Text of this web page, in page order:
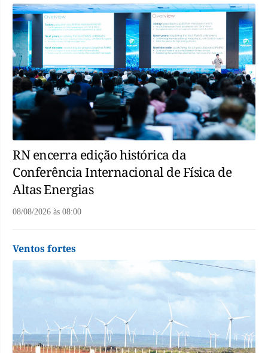
RN encerra edição histórica da
Conferência Internacional de Física de
Altas Energias
08/08/2026 às 08:00
Ventos fortes